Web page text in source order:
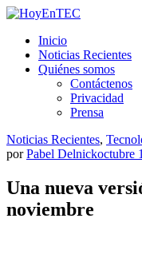
Saltar
contenido.
Inicio
Noticias Recientes
Quiénes somos
Contáctenos
Privacidad
Prensa
Noticias Recientes,
porPabel Delnickoctubre
Una nueva
noviembre